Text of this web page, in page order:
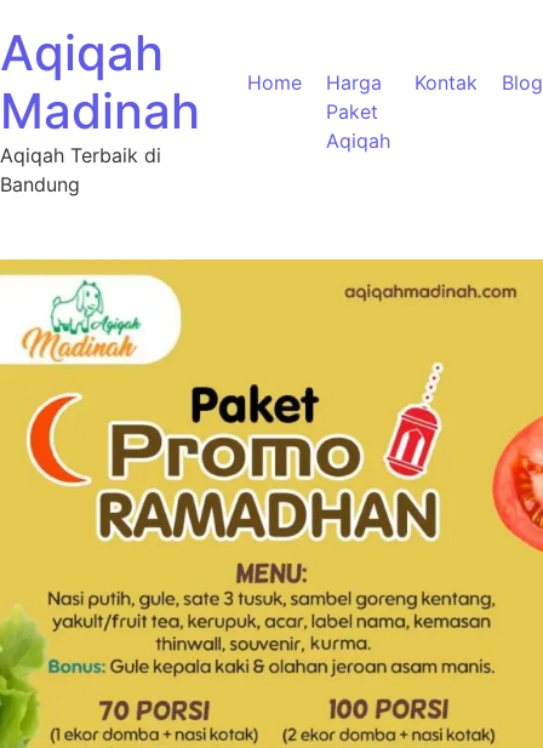
Aqiqah
Madinah
Aqiqah Terbaik di
Bandung
Home
Harga
Paket
Aqiqah
Kontak Blog